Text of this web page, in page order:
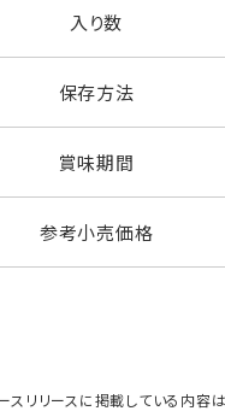
入り数
保存方法
賞味期間
参考小売価格
スリリースに掲載している内容